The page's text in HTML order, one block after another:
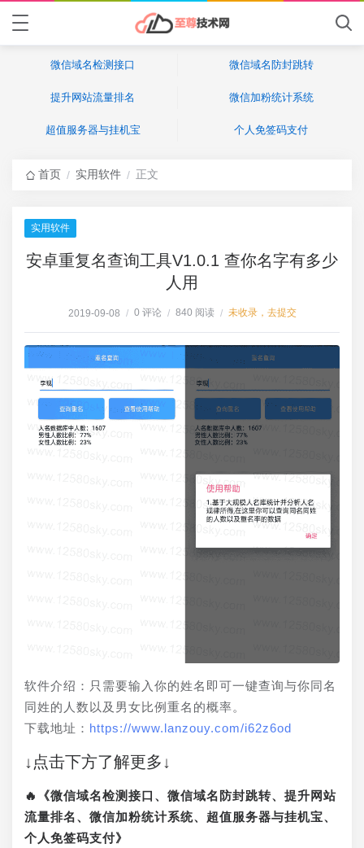
微信域名检测接口 微信域名防封跳转
提升网站流量排名 微信加粉统计系统
超值服务器与挂机宝 个人免签码支付
首页 / 实用软件 / 正文
实用软件
安卓重复名查询工具V1.0.1 查你名字有多少
人用
2019-09-08 / 0 评论 / 840 阅读 / 未收录，去提交
软件介绍：只需要输入你的姓名即可一键查询与你同名
同姓的人数以及男女比例重名的概率。
下载地址： https://www.lanzouy.com/i62z6od
↓点击下方了解更多↓
🔥《微信域名检测接口、微信域名防封跳转、提升网站
流量排名、微信加粉统计系统、超值服务器与挂机宝、
个人免签码支付》